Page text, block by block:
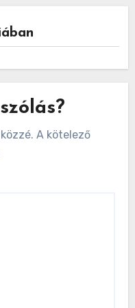
A kötelező